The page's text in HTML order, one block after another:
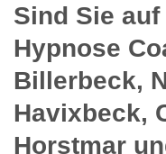
Sind Sie
Hypnose
Billerbeck,
Havixbeck,
Horstmar